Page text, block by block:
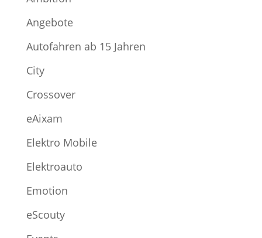
Angebote
Autofahren ab 15 Jahren
City
Crossover
eAixam
Elektro Mobile
Elektroauto
Emotion
eScouty